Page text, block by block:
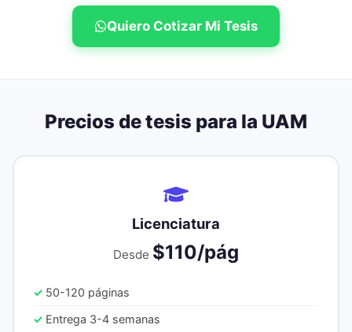
Quiero Cotizar Mi Tesis
Precios de tesis para la UAM
Licenciatura
Desde $110/pág
50-120 páginas
Entrega 3-4 semanas